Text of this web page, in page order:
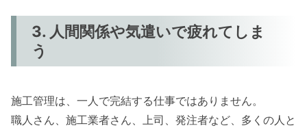
3. 人間関係や気遣いで疲れてしま
う
施工管理は、一人で完結する仕事ではありません。
職人さん、施工業者さん、上司、発注者など、多くの人と